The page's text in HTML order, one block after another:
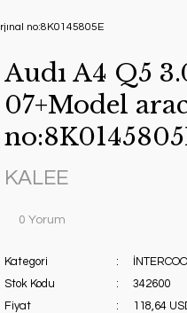
no:8K0145805E
Audı A4 Q5
07+Model
KALEE
0 Yorum
Kategori
Stok Kodu
342600
Fiyat
118,64